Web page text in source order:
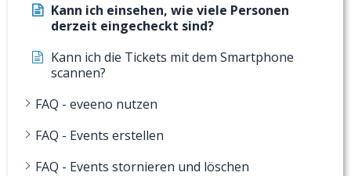
Kann ich einsehen, wie viele Personen
derzeit eingecheckt sind?
Kann ich die Tickets mit dem Smartphone
scannen?
FAQ - eveeno nutzen
FAQ - Events erstellen
FAQ - Events stornieren und löschen